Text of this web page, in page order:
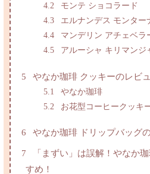
4.2
モンテ ショコラード
4.3
エルナンデス モンター
4.4
マンデリン アチェベラ
4.5
アルーシャ キリマンジ
5 やなか珈琲 クッキーのレビ
5.1
やなか珈琲
5.2
お花型コーヒークッキ
6 やなか珈琲 ドリップバッグ
7
「まずい」は誤解！やなか
すめ！